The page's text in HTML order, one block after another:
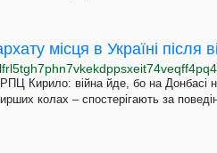
Кирило: війна йде, бо на Донбасі
колах – спостерігають за